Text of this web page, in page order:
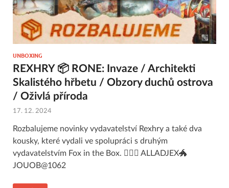
UNBOXING
REXHRY 📦 RONE: Invaze / Architekti
Skalistého hřbetu / Obzory duchů ostrova
/ Oživlá příroda
17. 12. 2024
Rozbalujeme novinky vydavatelství Rexhry a také dva
kousky, které vydali ve spolupráci s druhým
vydavatelstvím Fox in the Box. 🧙🏻‍♂️ ALLADJEX🐲
JOUOB@1062